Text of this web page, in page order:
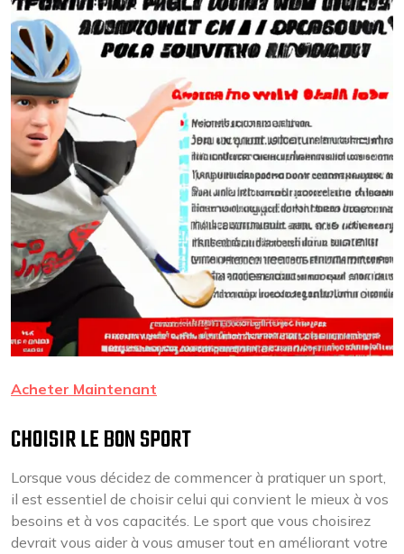
Acheter Maintenant
CHOISIR LE BON SPORT
Lorsque vous décidez de commencer à pratiquer un sport,
il est essentiel de choisir celui qui convient le mieux à vos
besoins et à vos capacités. Le sport que vous choisirez
devrait vous aider à vous amuser tout en améliorant votre